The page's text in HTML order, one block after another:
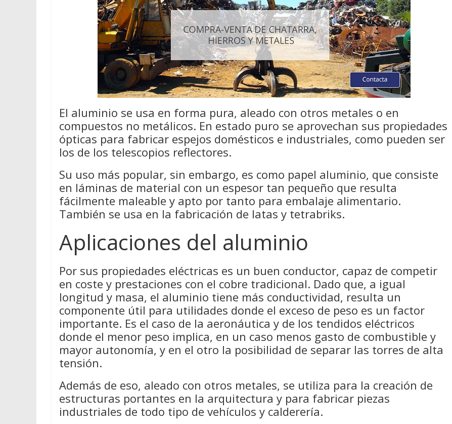
El aluminio se usa en forma pura, aleado con otros metales o en
compuestos no metálicos. En estado puro se aprovechan sus propiedades
ópticas para fabricar espejos domésticos e industriales, como pueden ser
los de los telescopios reflectores.
Su uso más popular, sin embargo, es como papel aluminio, que consiste
en láminas de material con un espesor tan pequeño que resulta
fácilmente maleable y apto por tanto para embalaje alimentario.
También se usa en la fabricación de latas y tetrabriks.
Aplicaciones del aluminio
Por sus propiedades eléctricas es un buen conductor, capaz de competir
en coste y prestaciones con el cobre tradicional. Dado que, a igual
longitud y masa, el aluminio tiene más conductividad, resulta un
componente útil para utilidades donde el exceso de peso es un factor
importante. Es el caso de la aeronáutica y de los tendidos eléctricos
donde el menor peso implica, en un caso menos gasto de combustible y
mayor autonomía, y en el otro la posibilidad de separar las torres de alta
tensión.
Además de eso, aleado con otros metales, se utiliza para la creación de
estructuras portantes en la arquitectura y para fabricar piezas
industriales de todo tipo de vehículos y calderería.